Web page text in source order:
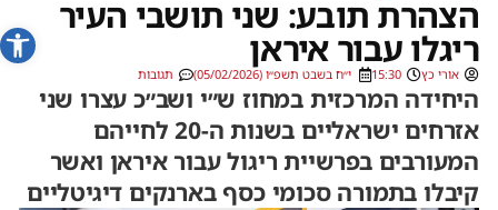
פתח הצהרת תובע: שני תושבי העיר
ריגלו עבור איראן
אורי כץ 15:30 י״ח בשבט תשפ״ו (05/02/2026) תגובות
היחידה המרכזית במחוז ש״י ושב״כ עצרו שני
אזרחים ישראליים בשנות ה-20 לחייהם
המעורבים בפרשיית ריגול עבור איראן ואשר
קיבלו בתמורה סכומי כסף בארנקים דיגיטליים